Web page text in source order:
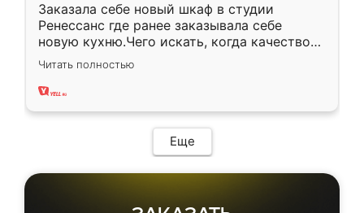
Заказала себе новый шкаф в студии
Ренессанс где ранее заказывала себе
новую кухню.Чего искать, когда качеством
вполне довольна. Служит кухня уже почти
два года, нареканий нет.
Читать полностью
Еще